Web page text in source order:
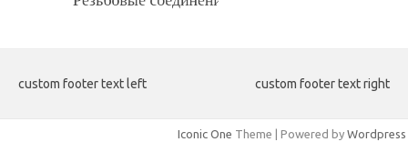
custom footer text left custom footer text right
Iconic One Theme | Powered by Wordpress